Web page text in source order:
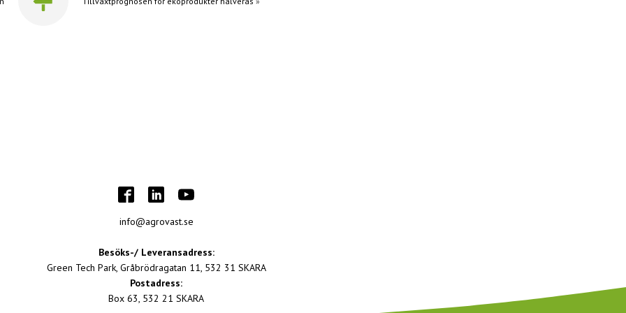
info@agrovast.se
Besöks-/ Leveransadress:
Green Tech Park, Gråbrödragatan 11, 532 31 SKARA
Postadress:
Box 63, 532 21 SKARA